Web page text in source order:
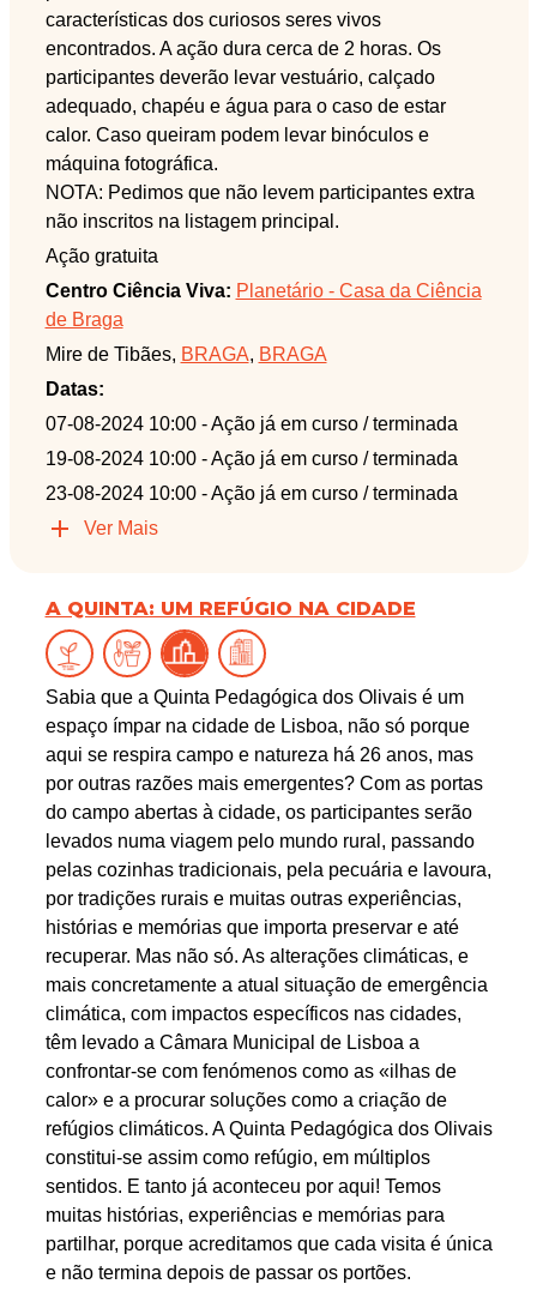
características dos curiosos seres vivos
encontrados. A ação dura cerca de 2 horas. Os
participantes deverão levar vestuário, calçado
adequado, chapéu e água para o caso de estar
calor. Caso queiram podem levar binóculos e
máquina fotográfica.
NOTA: Pedimos que não levem participantes extra
não inscritos na listagem principal.
Ação gratuita
Centro Ciência Viva: Planetário - Casa da Ciência
de Braga
Mire de Tibães, BRAGA, BRAGA
Datas:
07-08-2024 10:00 - Ação já em curso / terminada
19-08-2024 10:00 - Ação já em curso / terminada
23-08-2024 10:00 - Ação já em curso / terminada
Ver Mais
A QUINTA: UM REFÚGIO NA CIDADE
Sabia que a Quinta Pedagógica dos Olivais é um
espaço ímpar na cidade de Lisboa, não só porque
aqui se respira campo e natureza há 26 anos, mas
por outras razões mais emergentes? Com as portas
do campo abertas à cidade, os participantes serão
levados numa viagem pelo mundo rural, passando
pelas cozinhas tradicionais, pela pecuária e lavoura,
por tradições rurais e muitas outras experiências,
histórias e memórias que importa preservar e até
recuperar. Mas não só. As alterações climáticas, e
mais concretamente a atual situação de emergência
climática, com impactos específicos nas cidades,
têm levado a Câmara Municipal de Lisboa a
confrontar-se com fenómenos como as «ilhas de
calor» e a procurar soluções como a criação de
refúgios climáticos. A Quinta Pedagógica dos Olivais
constitui-se assim como refúgio, em múltiplos
sentidos. E tanto já aconteceu por aqui! Temos
muitas histórias, experiências e memórias para
partilhar, porque acreditamos que cada visita é única
e não termina depois de passar os portões.